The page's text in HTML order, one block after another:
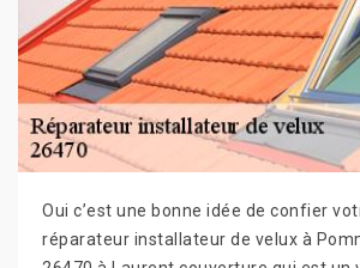
Oui c’est une bonne idée de confier
réparateur installateur de velux à